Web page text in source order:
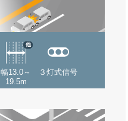
幅13.0～
19.5m
他
３灯式信号